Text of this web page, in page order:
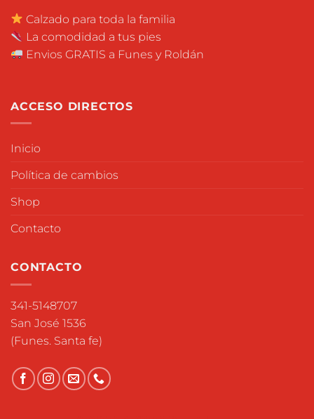
Calzado para toda la familia
La comodidad a tus pies
Envios GRATIS a Funes y Roldán
ACCESO DIRECTOS
Inicio
Política de cambios
Shop
Contacto
CONTACTO
341-5148707
San José 1536
(Funes. Santa fe)